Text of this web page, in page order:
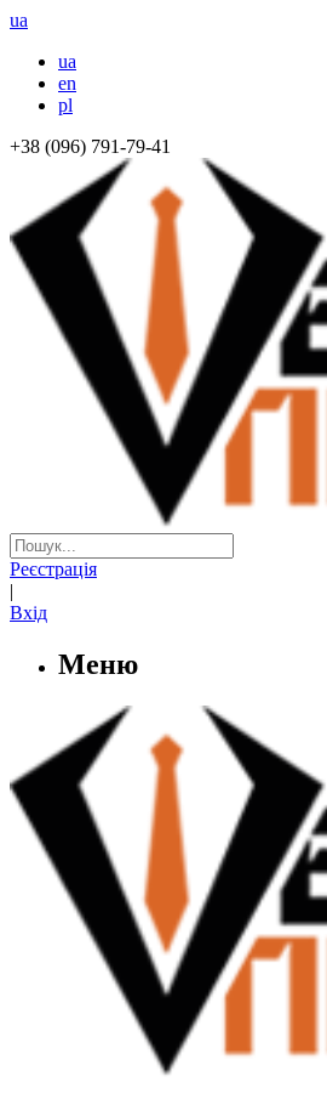
ua
ua
en
pl
+38 (096) 791-79-41
Реєстрація
|
Вхід
Меню